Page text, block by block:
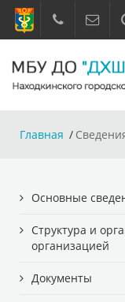
Главная
Основные
Структура и
организацией
Документы